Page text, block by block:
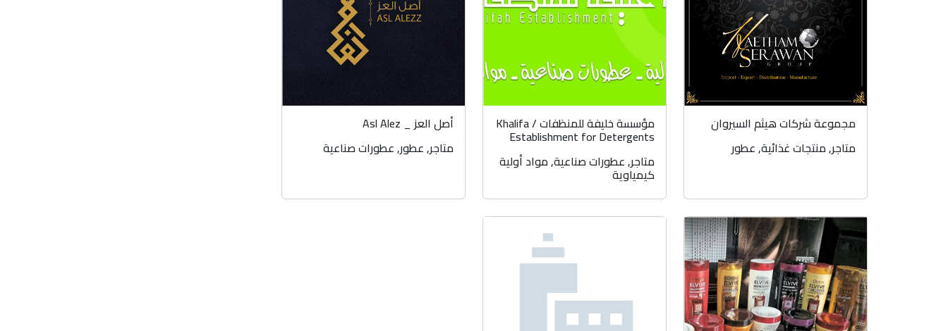
مجموعة شركات هيثم السيروان
متاجر,منتجات غذائية,عطور
مؤسسة خليفة للمنظفات / Khalifa
Establishment for Detergents
متاجر,عطورات صناعية,مواد أولية
كيمياوية
أصل العز _ Asl Alez
متاجر,عطور,عطورات صناعية